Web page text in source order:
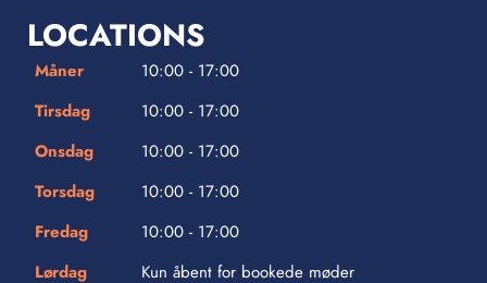
LOCATIONS
Måner
10:00 - 17:00
Tirsdag
10:00 - 17:00
Onsdag
10:00 - 17:00
Torsdag
10:00 - 17:00
Fredag
10:00 - 17:00
Lørdag
Kun åbent for bookede møder